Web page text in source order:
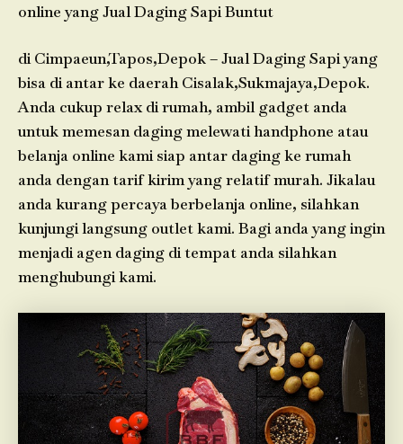
online yang Jual Daging Sapi Buntut
di Cimpaeun,Tapos,Depok – Jual Daging Sapi yang
bisa di antar ke daerah Cisalak,Sukmajaya,Depok.
Anda cukup relax di rumah, ambil gadget anda
untuk memesan daging melewati handphone atau
belanja online kami siap antar daging ke rumah
anda dengan tarif kirim yang relatif murah. Jikalau
anda kurang percaya berbelanja online, silahkan
kunjungi langsung outlet kami. Bagi anda yang ingin
menjadi agen daging di tempat anda silahkan
menghubungi kami.